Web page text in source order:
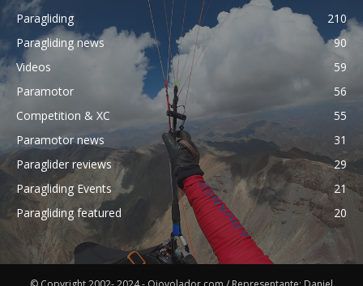
Paragliding
210
Paragliding news
90
Videos
59
Paramotor
56
Competition & XC
55
Paramotor news
31
Paraglider reviews
29
Paragliding Events
21
Paragliding featured
20